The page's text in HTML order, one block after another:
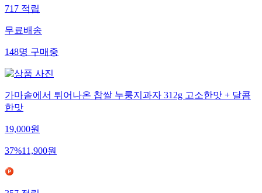
717적립
무료배송
148명구매중
가마솥에서 튀어나온 찹쌀 누룽지과자 312g 고소한맛 + 달콤
한맛
19,000원
37%11,900원